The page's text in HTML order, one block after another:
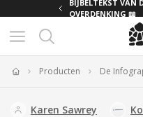
BIJBELTEKST VAN
OVERDENKING 📖
Producten De
Karen Sawrey